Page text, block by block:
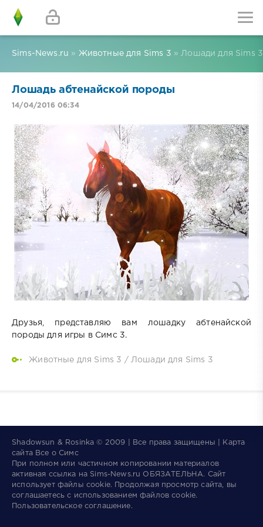
Sims-News.ru » Животные для Sims 3 » Лошади для Sims 3
Лошадь абтенайской породы
14/04/2016 06:34
Друзья, представляю вам лошадку абтенайской
породы для игры в Симс 3.
Животные для Sims 3 / Лошади для Sims 3
Shadowsun & Rosinka © 2009 | Все права защищены | Карта
сайта Все о Симс
При полном или частичном копировании материалов
активная ссылка на Sims-News.ru ОБЯЗАТЕЛЬНА.
Сайт
использует файлы cookie. Продолжая просмотр сайта, вы
соглашаетесь с использованием файлов cookie.
Пользовательское соглашение.